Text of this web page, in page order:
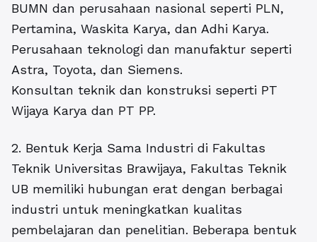
BUMN dan perusahaan nasional seperti PLN,
Pertamina, Waskita Karya, dan Adhi Karya.
Perusahaan teknologi dan manufaktur seperti
Astra, Toyota, dan Siemens.
Konsultan teknik dan konstruksi seperti PT
Wijaya Karya dan PT PP.
2. Bentuk Kerja Sama Industri di Fakultas
Teknik Universitas Brawijaya, Fakultas Teknik
UB memiliki hubungan erat dengan berbagai
industri untuk meningkatkan kualitas
pembelajaran dan penelitian. Beberapa bentuk